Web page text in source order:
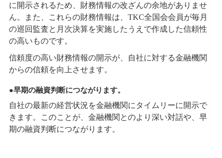
に開示されるため、財務情報の改ざんの余地がありませ
ん。また、これらの財務情報は、TKC全国会会員が毎月
の巡回監査と月次決算を実施したうえで作成した信頼性
の高いものです。
信頼度の高い財務情報の開示が、自社に対する金融機関
からの信頼を向上させます。
●早期の融資判断につながります。
自社の最新の経営状況を金融機関にタイムリーに開示で
きます。このことが、金融機関とのより深い対話や、早
期の融資判断につながります。